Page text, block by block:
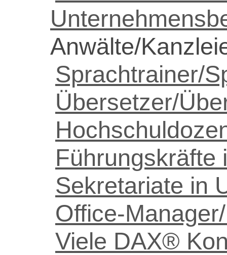
Anwälte/
Sprachtrainer/
Übersetzer/
Führungskräfte
Sekretariate in
Office-
Viele DAX®